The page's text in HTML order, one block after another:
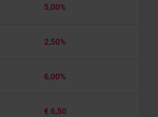
5,00%
2,50%
6,00%
€ 6,50